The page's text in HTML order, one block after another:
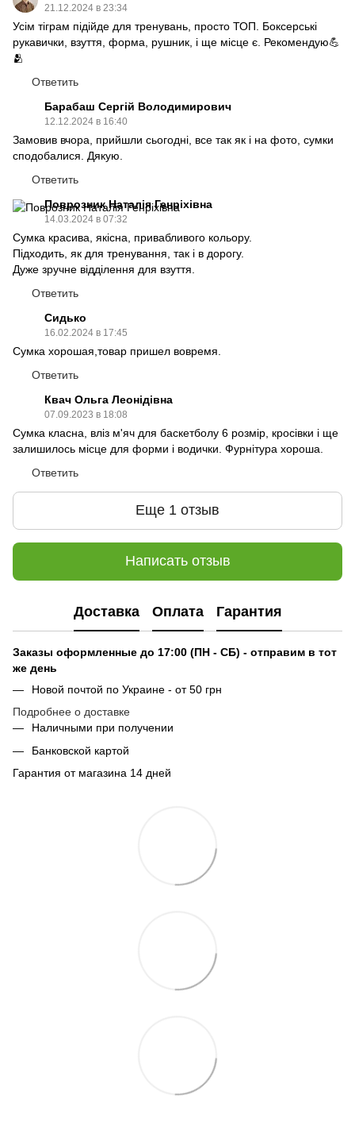
21.12.2024 в 23:34
Усім тіграм підійде для тренувань, просто ТОП. Боксерські
рукавички, взуття, форма, рушник, і ще місце є. Рекомендую💪
🫂
Ответить
Барабаш Сергій Володимирович
12.12.2024 в 16:40
Замовив вчора, прийшли сьогодні, все так як і на фото, сумки
сподобалися. Дякую.
Ответить
Поврозник Наталія Генріхівна
14.03.2024 в 07:32
Сумка красива, якісна, привабливого кольору.
Підходить, як для тренування, так і в дорогу.
Дуже зручне відділення для взуття.
Ответить
Сидько
16.02.2024 в 17:45
Сумка хорошая,товар пришел вовремя.
Ответить
Квач Ольга Леонідівна
07.09.2023 в 18:08
Сумка класна, вліз м'яч для баскетболу 6 розмір, кросівки і ще
залишилось місце для форми і водички. Фурнітура хороша.
Ответить
Еще 1 отзыв
Написать отзыв
Доставка Оплата Гарантия
Заказы оформленные до 17:00 (ПН - СБ) - отправим в тот
же день
Новой почтой по Украине - от 50 грн
Подробнее о доставке
Наличными при получении
Банковской картой
Гарантия от магазина 14 дней